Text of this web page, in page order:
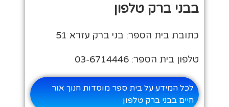
בבני ברק טלפון
כתובת בית הספר: בני ברק עזרא 51
טלפון בית הספר: 03-6714446
לכל המידע על בית ספר מוסדות חנוך אור
חיים בבני ברק טלפון